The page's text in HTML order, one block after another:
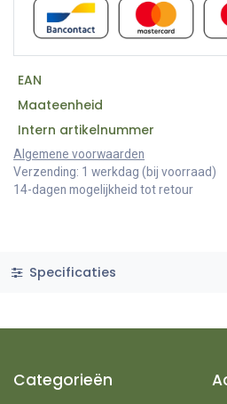
EAN
Maateenheid
Intern artikelnummer
Algemene voorwaarden
Verzending: 1 werkdag (bij voorraad)
14-dagen mogelijkheid tot retour
Specificaties
Categorieën